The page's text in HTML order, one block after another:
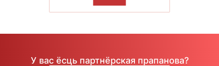
У вас ёсць партнёрская прапанова?